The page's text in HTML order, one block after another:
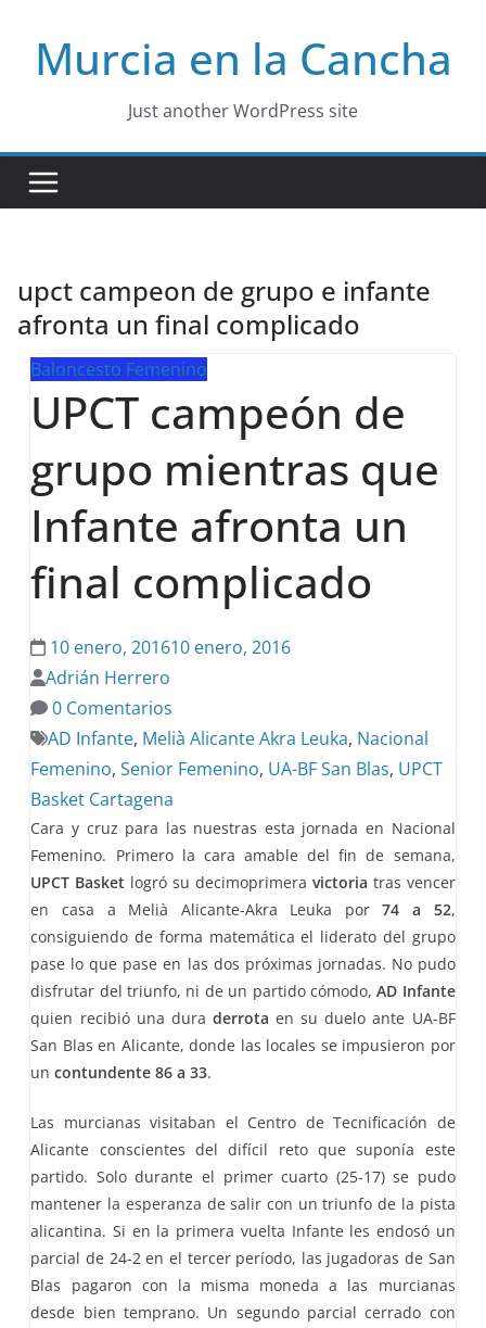
contentMurcia en la Cancha
Just another WordPress site
upct campeon de grupo e infante
afronta un final complicado
Baloncesto Femenino
UPCT campeón de
grupo mientras que
Infante afronta un
final complicado
10 enero, 201610 enero, 2016
Adrián Herrero
0 Comentarios
AD Infante, Melià Alicante Akra Leuka, Nacional
Femenino,Senior Femenino, UA-BF San Blas, UPCT
Basket Cartagena
Cara y cruz para las nuestras esta jornada en Nacional
Femenino. Primero la cara amable del fin de semana,
UPCT Basket logró su decimoprimera victoria tras vencer
en casa a Melià Alicante-Akra Leuka por74 a 52,
consiguiendo de forma matemática el liderato del grupo
pase lo que pase en las dos próximas jornadas. No pudo
disfrutar del triunfo, ni de un partido cómodo,AD Infante
quien recibió una dura derrota en su duelo ante UA-BF
San Blas en Alicante, donde las locales se impusieron por
uncontundente 86 a 33.
Las murcianas visitaban el Centro de Tecnificación de
Alicante conscientes del difícil reto que suponía este
partido. Solo durante el primer cuarto (25-17) se pudo
mantener la esperanza de salir con un triunfo de la pista
alicantina. Si en la primera vuelta Infante les endosó un
parcial de 24-2 en el tercer período, las jugadoras de San
Blas pagaron con la misma moneda a las murcianas
desde bien temprano. Un segundo parcial cerrado con